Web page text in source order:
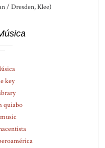
/ Dresden, Klee)
key
quiabo